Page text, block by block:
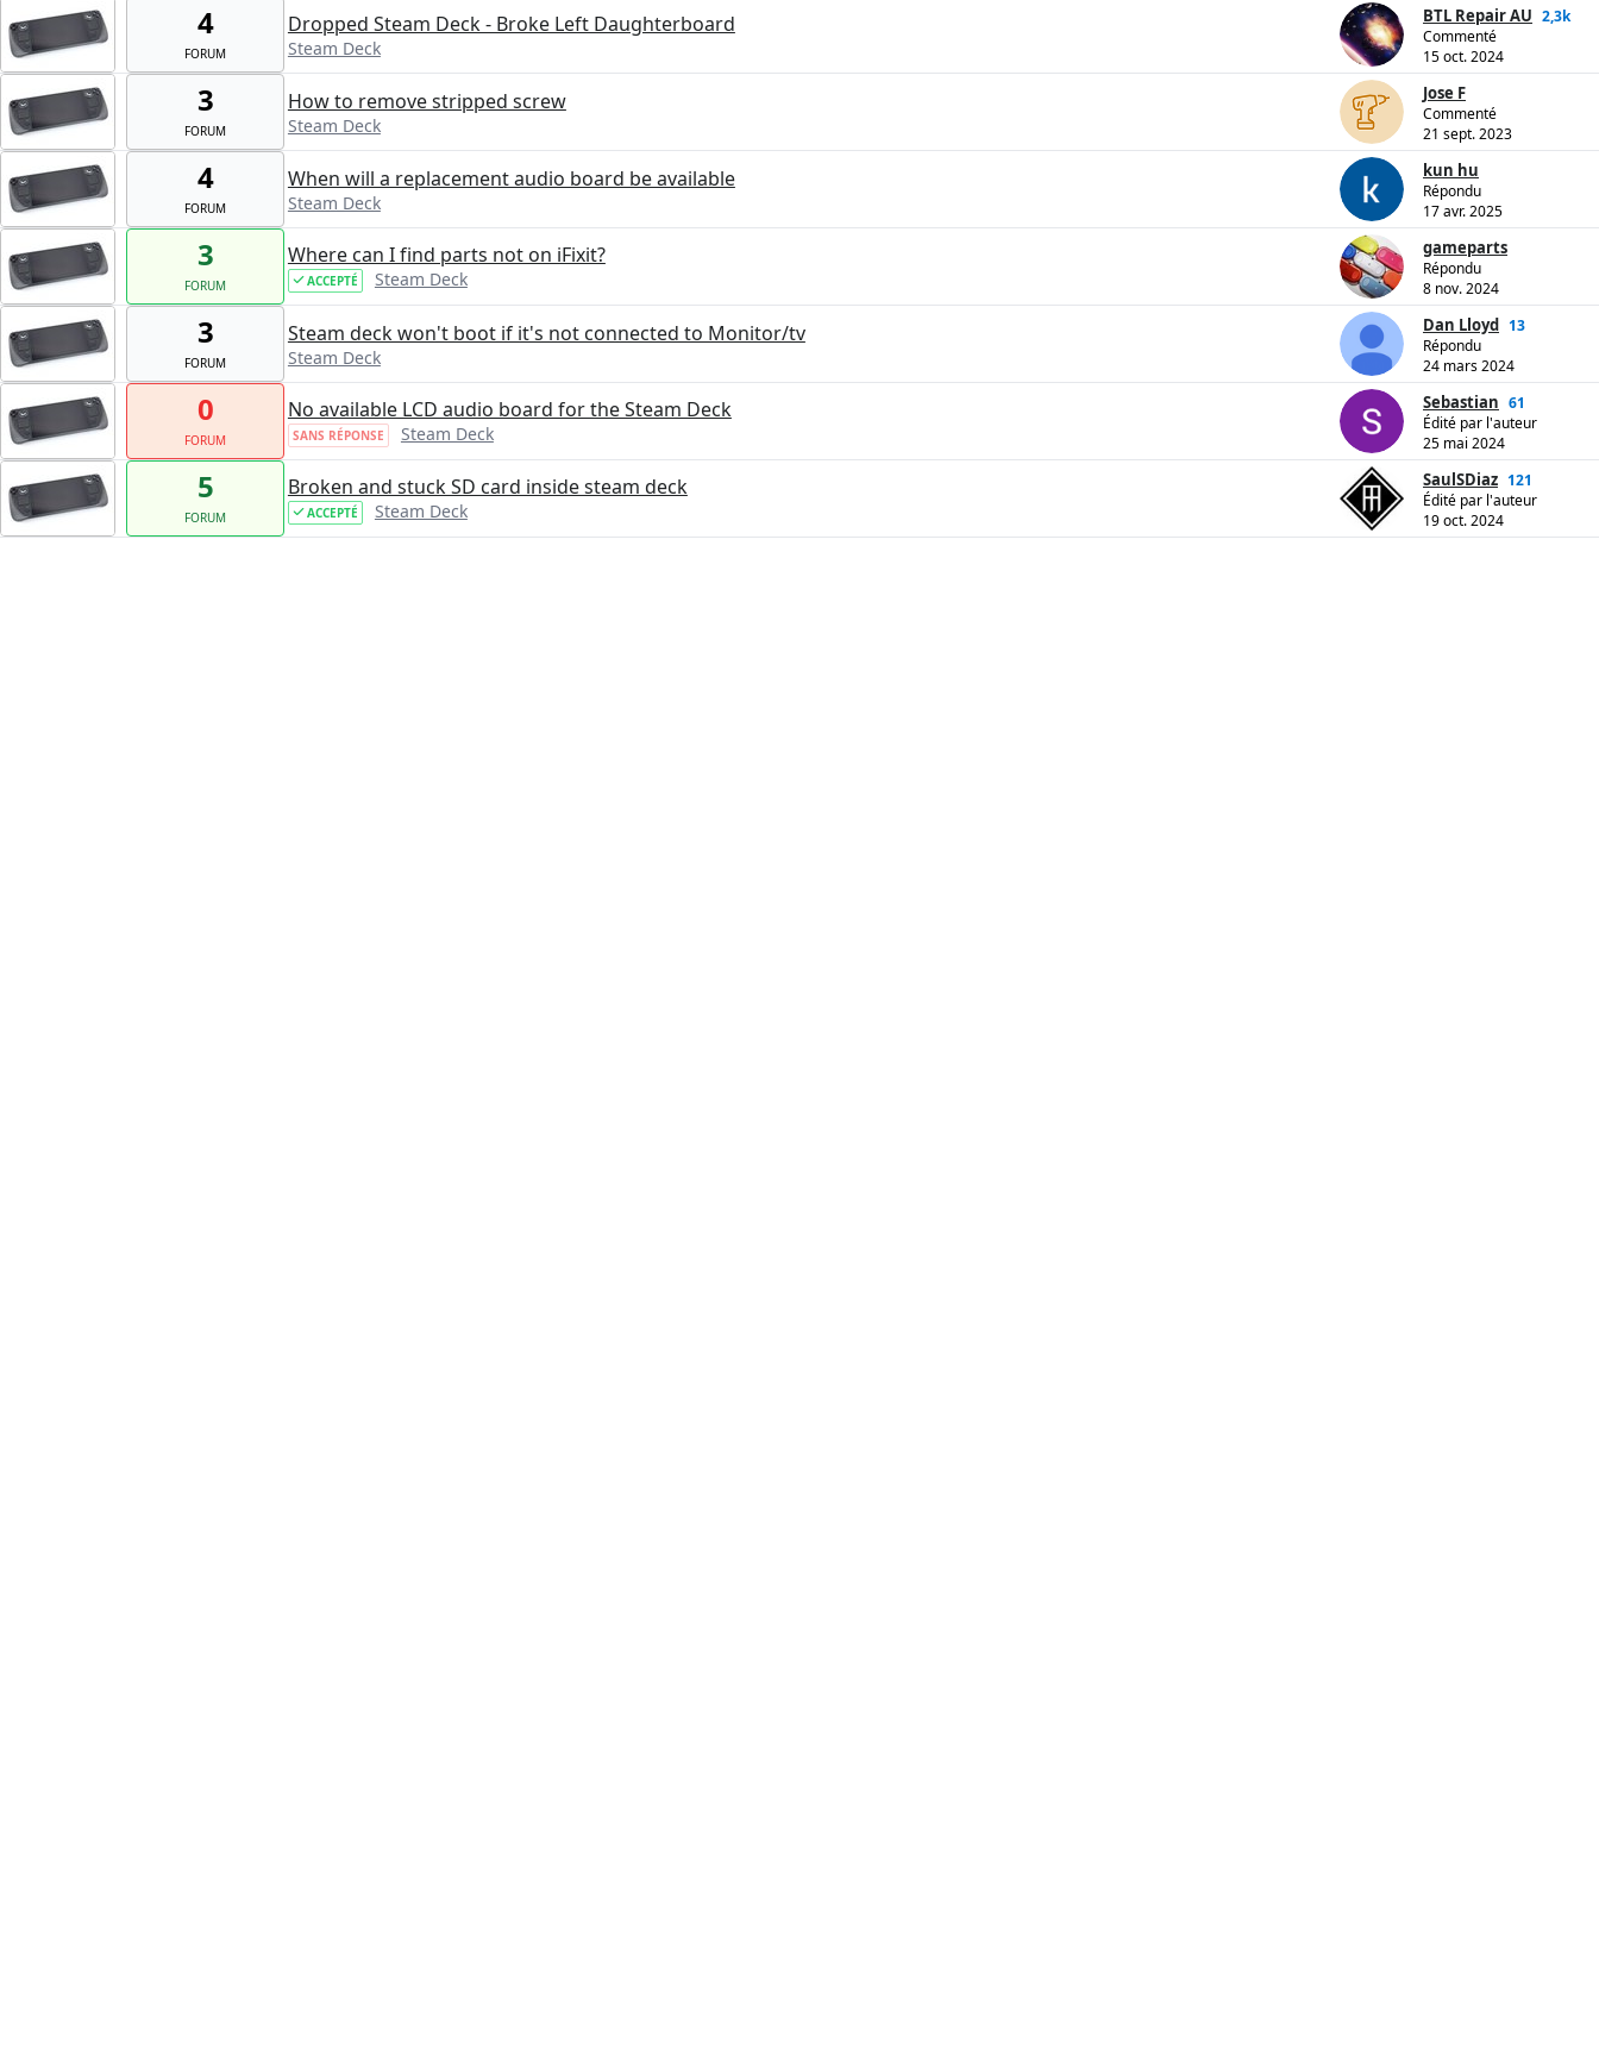
4
FORUM
Dropped Steam Deck - Broke Left Daughterboard
Steam Deck
BTL Repair AU 2,3k
Commenté
15 oct. 2024
3
FORUM
How to remove stripped screw
Steam Deck
Jose F
Commenté
21 sept. 2023
4
FORUM
When will a replacement audio board be available
Steam Deck
kun hu
Répondu
17 avr. 2025
3
FORUM
Where can I find parts not on iFixit?
ACCEPTÉ Steam Deck
gameparts
Répondu
8 nov. 2024
3
FORUM
Steam deck won't boot if it's not connected to Monitor/tv
Steam Deck
Dan Lloyd 13
Répondu
24 mars 2024
0
FORUM
No available LCD audio board for the Steam Deck
SANS RÉPONSE Steam Deck
Sebastian 61
Édité par l'auteur
25 mai 2024
5
FORUM
Broken and stuck SD card inside steam deck
ACCEPTÉ Steam Deck
SaulSDiaz 121
Édité par l'auteur
19 oct. 2024